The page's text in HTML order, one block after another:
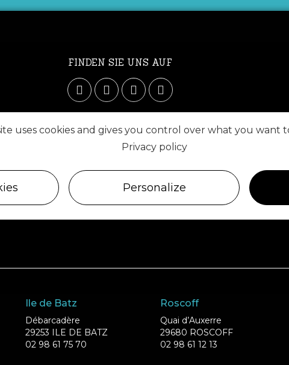
FINDEN SIE UNS AUF
Ile de Batz
Débarcadère
29253 ILE DE BATZ
02 98 61 75 70
Roscoff
Quai d’Auxerre
29680 ROSCOFF
02 98 61 12 13
uses cookies and gives you control over what you want
Privacy policy
Personalize